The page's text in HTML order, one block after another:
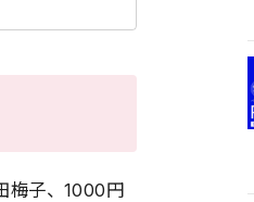
梅子、1000円